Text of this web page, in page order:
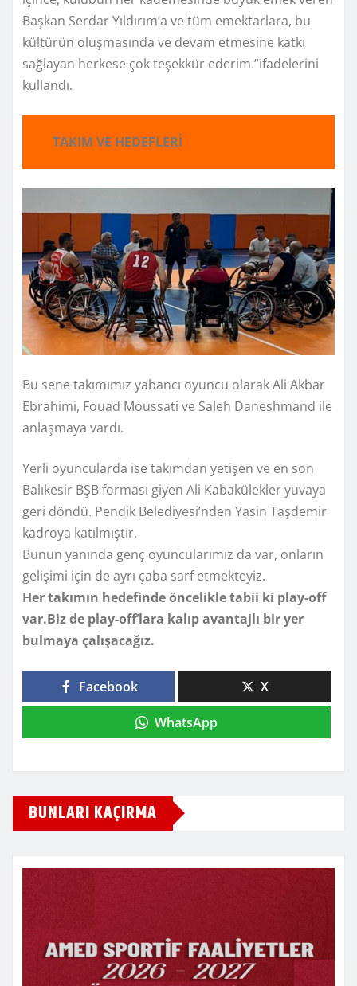
Başkan Serdar Yıldırım’a ve tüm emektarlara, bu
kültürün oluşmasında ve devam etmesine katkı
sağlayan herkese çok teşekkür ederim.”ifadelerini
kullandı.
TAKIM VE HEDEFLERİ
Bu sene takımımız yabancı oyuncu olarak Ali Akbar
Ebrahimi, Fouad Moussati ve Saleh Daneshmand ile
anlaşmaya vardı.
Yerli oyuncularda ise takımdan yetişen ve en son
Balıkesir BŞB forması giyen Ali Kabakülekler yuvaya
geri döndü. Pendik Belediyesi’nden Yasin Taşdemir
kadroya katılmıştır.
Bunun yanında genç oyuncularımız da var, onların
gelişimi için de ayrı çaba sarf etmekteyiz.
Her takımın hedefinde öncelikle tabii ki play-off
var.Biz de play-off’lara kalıp avantajlı bir yer
bulmaya çalışacağız.
Facebook X
WhatsApp
BUNLARI KAÇIRMA